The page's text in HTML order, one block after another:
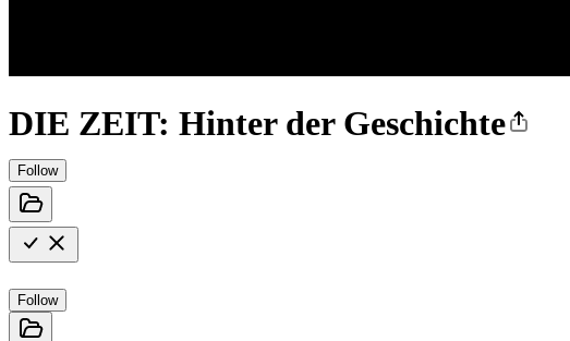
DIE ZEIT: Hinter der Geschichte
Follow
Follow